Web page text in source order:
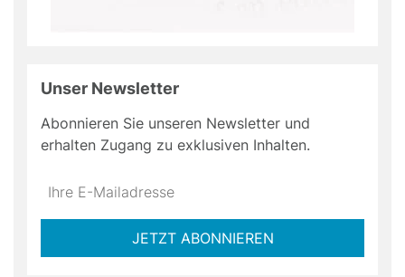
Unser Newsletter
Abonnieren Sie unseren Newsletter und
erhalten Zugang zu exklusiven Inhalten.
Do
*Ihre
JETZT ABONNIEREN